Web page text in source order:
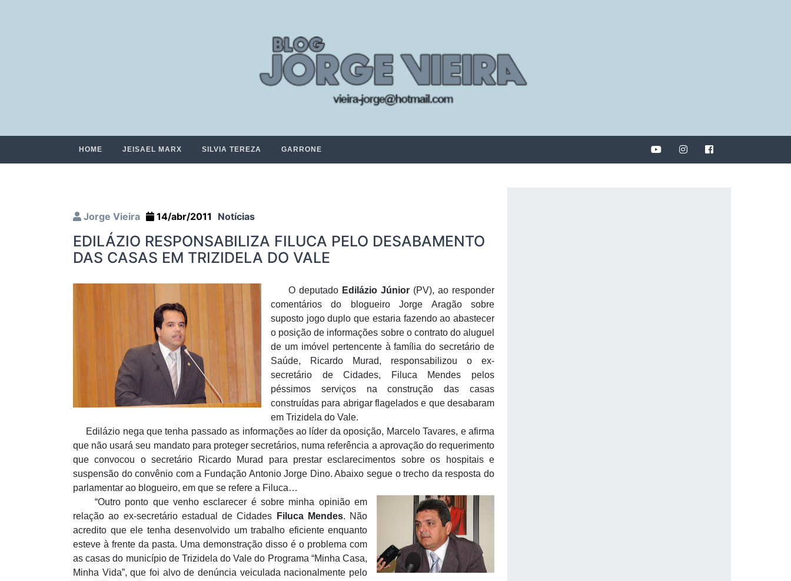
HOME JEISAEL MARX SILVIA TEREZA GARRONE
Jorge Vieira 14/abr/2011 Notícias
EDILÁZIO RESPONSABILIZA FILUCA PELO DESABAMENTO
DAS CASAS EM TRIZIDELA DO VALE
O deputado Edilázio Júnior (PV), ao responder
comentários do blogueiro Jorge Aragão sobre
suposto jogo duplo que estaria fazendo ao abastecer
o posição de informações sobre o contrato do aluguel
de um imóvel pertencente à família do secretário de
Saúde, Ricardo Murad, responsabilizou o ex-
secretário de Cidades, Filuca Mendes pelos
péssimos serviços na construção das casas
construídas para abrigar flagelados e que desabaram
em Trizidela do Vale.
Edilázio nega que tenha passado as informações ao líder da oposição, Marcelo Tavares, e afirma
que não usará seu mandato para proteger secretários, numa referência a aprovação do requerimento
que convocou o secretário Ricardo Murad para prestar esclarecimentos sobre os hospitais e
suspensão do convênio com a Fundação Antonio Jorge Dino. Abaixo segue o trecho da resposta do
parlamentar ao blogueiro, em que se refere a Filuca…
“Outro ponto que venho esclarecer é sobre minha opinião em
relação ao ex-secretário estadual de Cidades
Filuca Mendes. Não
acredito que ele tenha desenvolvido um trabalho eficiente enquanto
esteve à frente da pasta. Uma demonstração disso é o problema com
as casas do município de Trizidela do Vale do Programa “Minha Casa,
Minha Vida”, que foi alvo de denúncia veiculada nacionalmente pelo